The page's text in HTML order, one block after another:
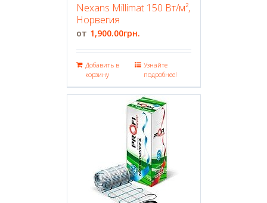
Nexans Millimat 150 Вт/м²,
Норвегия
1,900.00грн.
Добавить в
корзину
Узнайте
подробнее!